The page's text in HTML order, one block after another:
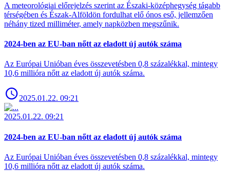
A meteorológiai előrejelzés szerint az Északi-középhegység tágabb
térségében és Észak-Alföldön fordulhat elő ónos eső, jellemzően
néhány tized milliméter, amely napközben megszűnik.
2024-ben az EU-ban nőtt az eladott új autók száma
Az Európai Unióban éves összevetésben 0,8 százalékkal, mintegy
10,6 millióra nőtt az eladott új autók száma.
2025.01.22. 09:21
2025.01.22. 09:21
2024-ben az EU-ban nőtt az eladott új autók száma
Az Európai Unióban éves összevetésben 0,8 százalékkal, mintegy
10,6 millióra nőtt az eladott új autók száma.